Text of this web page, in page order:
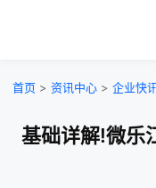
首页 > 资讯中心 > 企业快讯
基础详解!微乐